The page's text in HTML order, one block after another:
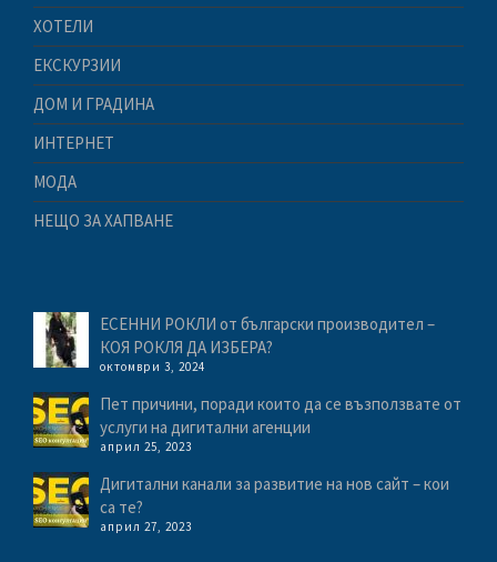
ХОТЕЛИ
ЕКСКУРЗИИ
ДОМ И ГРАДИНА
ИНТЕРНЕТ
МОДА
НЕЩО ЗА ХАПВАНЕ
ЕСЕННИ РОКЛИ от български производител –
КОЯ РОКЛЯ ДА ИЗБЕРА?
октомври 3, 2024
Пет причини, поради които да се възползвате от
услуги на дигитални агенции
април 25, 2023
Дигитални канали за развитие на нов сайт – кои
са те?
април 27, 2023